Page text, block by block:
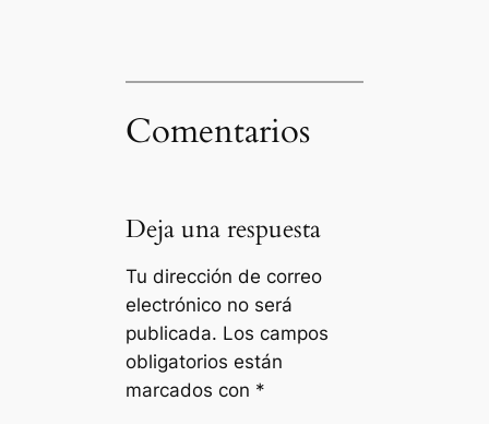
Comentarios
Deja una respuesta
Tu dirección de correo
electrónico no será
publicada. Los campos
obligatorios están
marcados con *